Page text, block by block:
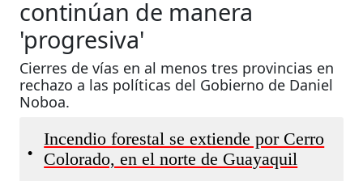
continúan de manera
'progresiva'
Cierres de vías en al menos tres provincias en
rechazo a las políticas del Gobierno de Daniel
Noboa.
•
Incendio forestal se extiende por Cerro
Colorado, en el norte de Guayaquil